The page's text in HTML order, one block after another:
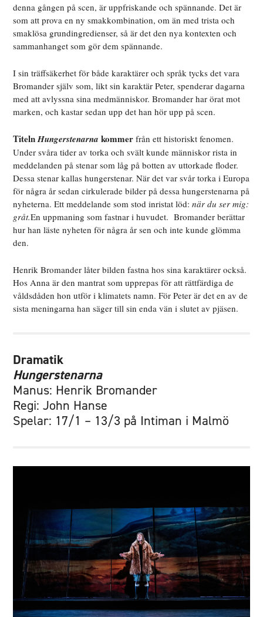
denna gången på scen, är uppfriskande och spännande. Det är
som att prova en ny smakkombination, om än med trista och
smaklösa grundingredienser, så är det den nya kontexten och
sammanhanget som gör dem spännande.
I sin träffsäkerhet för både karaktärer och språk tycks det vara
Bromander själv som, likt sin karaktär Peter, spenderar dagarna
med att avlyssna sina medmänniskor. Bromander har örat mot
marken, och kastar sedan upp det han hör upp på scen.
TitelnHungerstenarna kommer från ett historiskt fenomen.
Under svåra tider av torka och svält kunde människor rista in
meddelanden på stenar som låg på botten av uttorkade floder.
Dessa stenar kallas hungerstenar. När det var svår torka i Europa
för några år sedan cirkulerade bilder på dessa hungerstenarna på
nyheterna. Ett meddelande som stod inristat löd: när du ser mig:
gråt.En uppmaning som fastnar i huvudet. Bromander berättar
hur han läste nyheten för några år sen och inte kunde glömma
den.
Henrik Bromander låter bilden fastna hos sina karaktärer också.
Hos Anna är den mantrat som upprepas för att rättfärdiga de
våldsdåden hon utför i klimatets namn. För Peter är det en av de
sista meningarna han säger till sin enda vän i slutet av pjäsen.
Dramatik
Hungerstenarna
Manus: Henrik Bromander
Regi: John Hanse
Spelar: 17/1 – 13/3 på Intiman i Malmö